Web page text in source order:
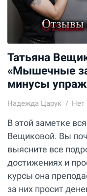
Татьяна
«Мышечные
минусы
Надежда Царук Нет
В этой заметке
Вещиковой. Вы
выясните все
достижениях и
курсы она
за них просит